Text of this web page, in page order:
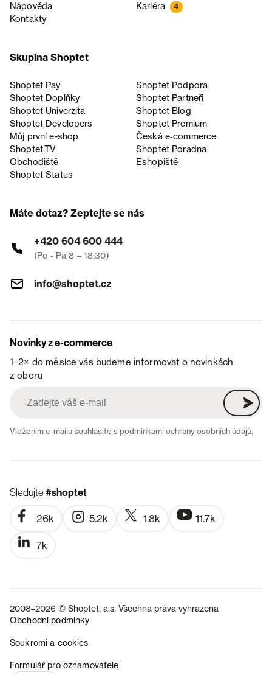
Nápověda
Kariéra 4
Kontakty
Skupina Shoptet
Shoptet Pay
Shoptet Podpora
Shoptet Doplňky
Shoptet Partneři
Shoptet Univerzita
Shoptet Blog
Shoptet Developers
Shoptet Premium
Můj první e-shop
Česká e‑commerce
Shoptet.TV
Shoptet Poradna
Obchodiště
Eshopiště
Shoptet Status
Máte dotaz? Zeptejte se nás
+420 604 600 444
(Po - Pá 8 – 18:30)
info@shoptet.cz
Novinky z e-commerce
1–2× do měsíce vás budeme informovat o novinkách
z oboru
Vložením e-mailu souhlasíte spodmínkami ochrany osobních údajů.
Sledujte#shoptet
26k 5.2k 1.8k 11.7k
7k
2008–2026 © Shoptet, a.s. Všechna práva vyhrazena
Obchodní podmínky
Soukromí a cookies
Formulář pro oznamovatele